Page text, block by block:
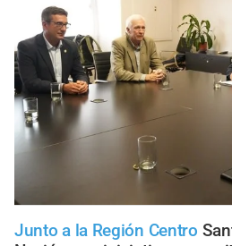
Junto a la Región Centro